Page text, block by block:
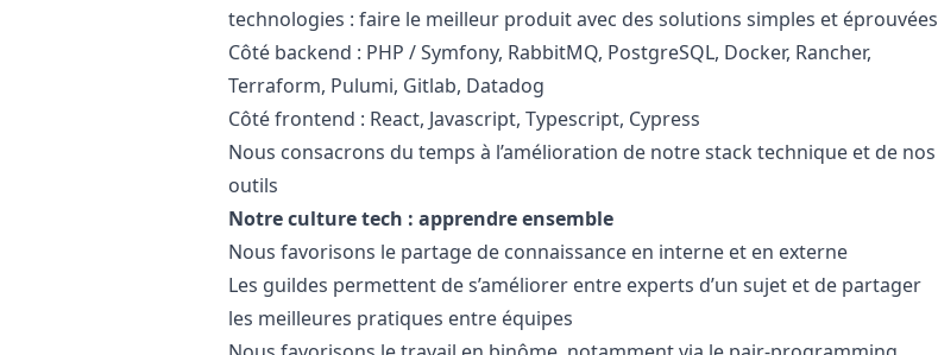
technologies : faire le meilleur produit avec des solutions simples et éprouvées
Côté backend : PHP / Symfony, RabbitMQ, PostgreSQL, Docker, Rancher,
Terraform, Pulumi, Gitlab, Datadog
Côté frontend : React, Javascript, Typescript, Cypress
Nous consacrons du temps à l’amélioration de notrestack technique et de nos
outils
Notre culture tech : apprendre ensemble
Nous favorisons le partage de connaissance en interne et en externe
Les guildes permettent de s’améliorer entre experts d’un sujet et de partager
les meilleures pratiques entre équipes